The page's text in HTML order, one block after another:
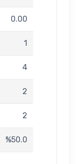
0.00
1
4
2
2
%50.0